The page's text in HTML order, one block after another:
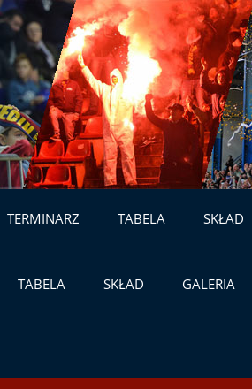
TERMINARZ TABELA SKŁAD
TABELA SKŁAD GALERIA